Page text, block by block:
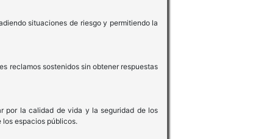
situaciones de riesgo y permitiendo la
reclamos sostenidos sin obtener respuestas
por la calidad de vida y la seguridad de los
espacios públicos.